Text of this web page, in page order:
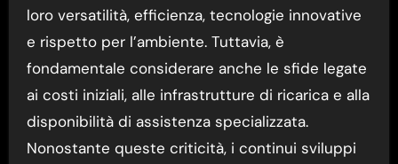
loro versatilità, efficienza, tecnologie innovative
e rispetto per l’ambiente. Tuttavia, è
fondamentale considerare anche le sfide legate
ai costi iniziali, alle infrastrutture di ricarica e alla
disponibilità di assistenza specializzata.
Nonostante queste criticità, i continui sviluppi